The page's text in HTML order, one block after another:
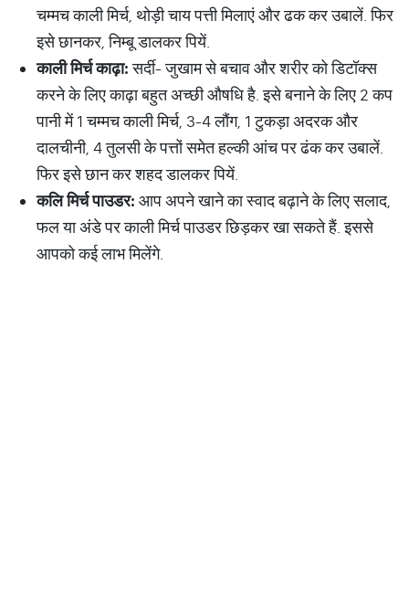
चम्मच काली मिर्च, थोड़ी चाय पत्ती मिलाएं और ढक कर उबालें. फिर
इसे छानकर, निम्बू डालकर पियें.
कालीमिर्चकाढ़ा:सर्दी- जुखाम से बचाव और शरीर को डिटॉक्स
करने के लिए काढ़ा बहुत अच्छी औषधि है. इसे बनाने के लिए 2 कप
पानी में 1 चम्मच काली मिर्च, 3-4 लौंग, 1 टुकड़ा अदरक और
दालचीनी, 4 तुलसी के पत्तों समेत हल्की आंच पर ढंक कर उबालें.
फिर इसे छान कर शहद डालकर पियें.
कलिमिर्चपाउडर: आप अपने खाने का स्वाद बढ़ाने के लिए सलाद,
फल या अंडे पर काली मिर्च पाउडर छिड़कर खा सकते हैं. इससे
आपको कई लाभ मिलेंगे.